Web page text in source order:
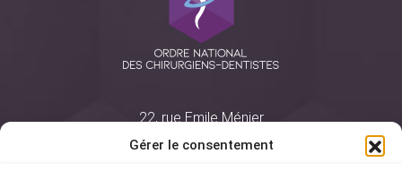
Gérer le consentement
22, rue Emile Ménier
75761 Paris Cedex 16